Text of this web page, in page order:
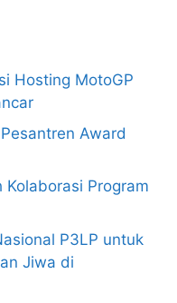
Hosting MotoGP
Award
Kolaborasi Program
P3LP untuk
Jiwa di